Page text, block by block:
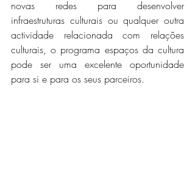
novas redes para desenvolver
infraestruturas culturais ou qualquer outra
actividade relacionada com relações
culturais, o programa espaços da cultura
pode ser uma excelente oportunidade
para si e para os seus parceiros.